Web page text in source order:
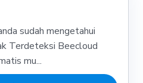
sudah mengetahui
Terdeteksi Beecloud
mu...